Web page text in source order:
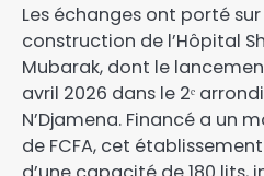
Les échanges ont porté
construction de l’Hôpital
Mubarak, dont le
avril 2026 dans le 2ᵉ
N’Djamena. Financé a un
de FCFA, cet